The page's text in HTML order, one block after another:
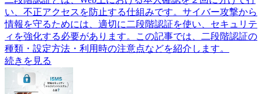
い、不正アクセスを防止する仕組みです。サイバー攻撃から
情報を守るためには、適切に二段階認証を使い、セキュリテ
ィを強化する必要があります。この記事では、二段階認証の
種類・設定方法・利用時の注意点などを紹介します。
続きを見る